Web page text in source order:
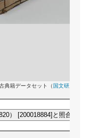
典籍データセット（国文研
） [200018884]と照合する